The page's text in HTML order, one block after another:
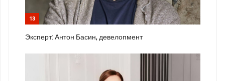
13
Эксперт: Антон Басин, девелопмент